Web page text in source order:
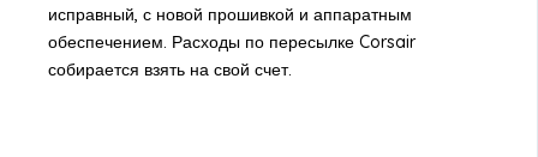
исправный, с новой прошивкой и аппаратным
обеспечением. Расходы по пересылке Corsair
собирается взять на свой счет.